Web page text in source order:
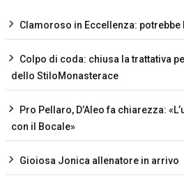
Clamoroso in Eccellenza:
Colpo di coda: chiusa la trattativa
dello StiloMonasterace
Pro Pellaro, D’Aleo fa chiarezza:
con il Bocale»
Gioiosa Jonica allenatore in arrivo